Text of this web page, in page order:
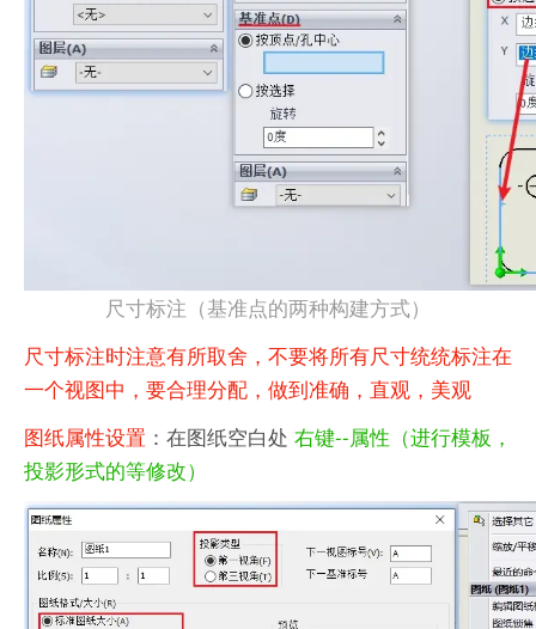
尺寸标注（基准点的两种构建方式）
尺寸标注时注意有所取舍，不要将所有尺寸统统标注在
一个视图中，要合理分配，做到准确，直观，美观
图纸属性设置 ：在图纸空白处 右键--属性（进行模板，
投影形式的等修改）